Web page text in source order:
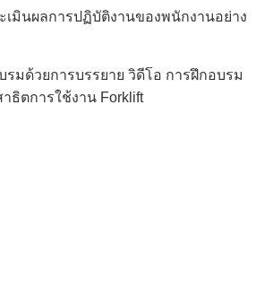
เมินผลการปฏิบัติงานของพนักงานอย่าง
รมด้วยการบรรยาย วิดีโอ การฝึกอบรม
ธิตการใช้งาน Forklift